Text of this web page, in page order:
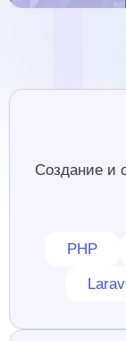
Создание и
PHP